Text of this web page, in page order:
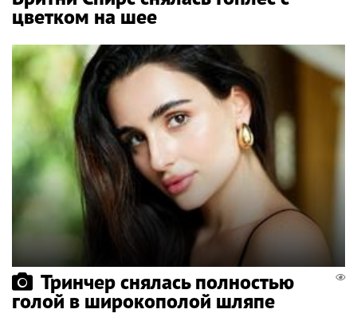
цветком на шее
Тринчер снялась полностью
голой в широкополой шляпе